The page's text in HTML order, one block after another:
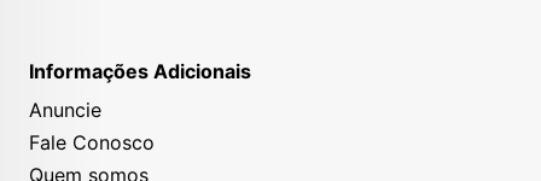
Informações Adicionais
Anuncie
Fale Conosco
Quem somos